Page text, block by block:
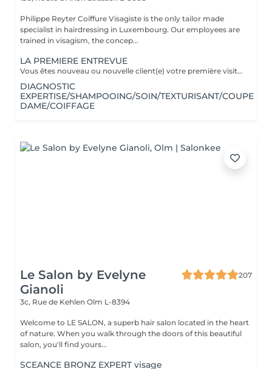
Philippe Reyter Coiffure Visagiste is the only tailor made
specialist in hairdressing in Luxembourg. Our employees are
trained in visagism, the concep...
LA PREMIERE ENTREVUE
Vous êtes nouveau ou nouvelle client(e) votre première visite est une Entrevue. (Temps 30 minutes) Cette entrevue ne comprend aucun service de réalisation, il y aura des tests de styles, de communications et du conseils. Nous apprenons à vous connaitre et nous vous conseillons sur tous vos souhaits, afin de préparer notre premier rendez-vous. Cette Entrevue, nous permettra d'avoir une approche afin de comprendre en détail vos désirs et vos envies pour votre futur coupe ou couleur. Nous élaborons ensemble nos différentes méthodes de travail autour d'un thé ou un café pour vous proposer les services adaptés en vous indiquant un devis complet afin de fixer le prochain rendez-vous pour la réalisation.
DIAGNOSTIC
EXPERTISE/SHAMPOOING/SOIN/TEXTURISANT/COUPE
DAME/COIFFAGE
Le Salon by Evelyne
Gianoli
207
3c, Rue de Kehlen Olm L-8394
Welcome to LE SALON, a superb hair salon located in the heart
of nature. When you walk through the doors of this beautiful
salon, you'll find yours...
SCEANCE BRONZ EXPERT visage